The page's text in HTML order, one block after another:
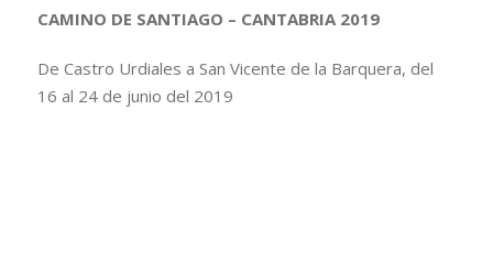
CAMINO DE SANTIAGO – CANTABRIA 2019
De Castro Urdiales a San Vicente de la Barquera, del
16 al 24 de junio del 2019